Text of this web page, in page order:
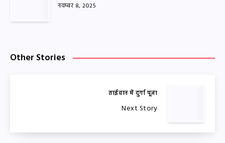
नवम्बर 8, 2025
Other Stories
ताईवान में दुर्गा पूजा
Next Story